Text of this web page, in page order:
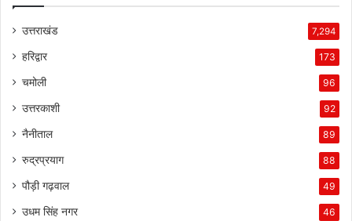
उत्तराखंड 7,294
हरिद्वार 173
चमोली 96
उत्तरकाशी 92
नैनीताल 89
रुद्रप्रयाग 88
पौड़ी गढ़वाल 49
उधम सिंह नगर 46